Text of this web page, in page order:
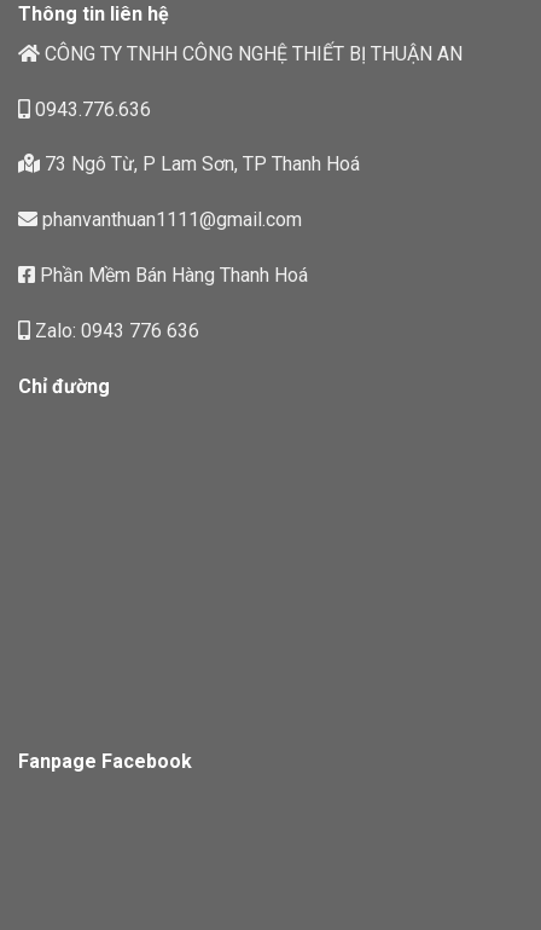
Thông tin liên hệ
CÔNG TY TNHH CÔNG NGHỆ THIẾT BỊ THUẬN AN
0943.776.636
73 Ngô Từ, P Lam Sơn, TP Thanh Hoá
phanvanthuan1111@gmail.com
Phần Mềm Bán Hàng Thanh Hoá
Zalo: 0943 776 636
Chỉ đường
Fanpage Facebook